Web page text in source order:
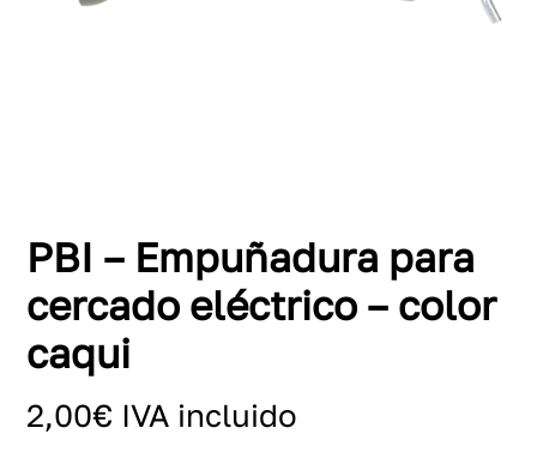
PBI – Empuñadura para
cercado eléctrico – color
caqui
2,00€ IVA incluido